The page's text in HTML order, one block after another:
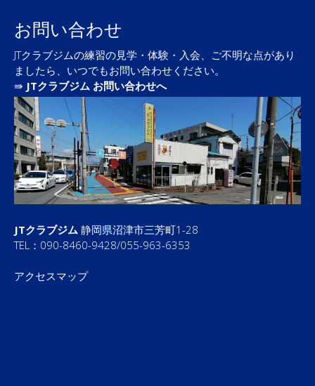
お問い合わせ
JTクラブジムの練習の見学・体験・入会、ご不明な点があり
ましたら、いつでもお問い合わせください。
⇛ JTクラブジム お問い合わせへ
JTクラブジム 静岡県沼津市三芳町1-28
TEL：090-8460-9428/055-963-6353
アクセスマップ